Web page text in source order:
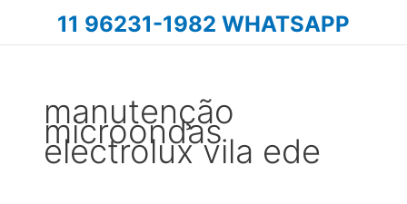
11 96231-1982 WHATSAPP
manutenção
microondas
electrolux vila ede